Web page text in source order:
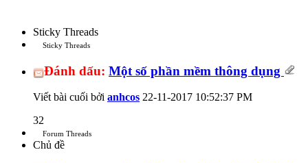
Sticky Threads
Sticky Threads
Đánh dấu: Một số phần mềm thông dụng
Viết bài cuối bởi anhcos 22-11-2017 10:52:37 PM
32
Forum Threads
Chủ đề